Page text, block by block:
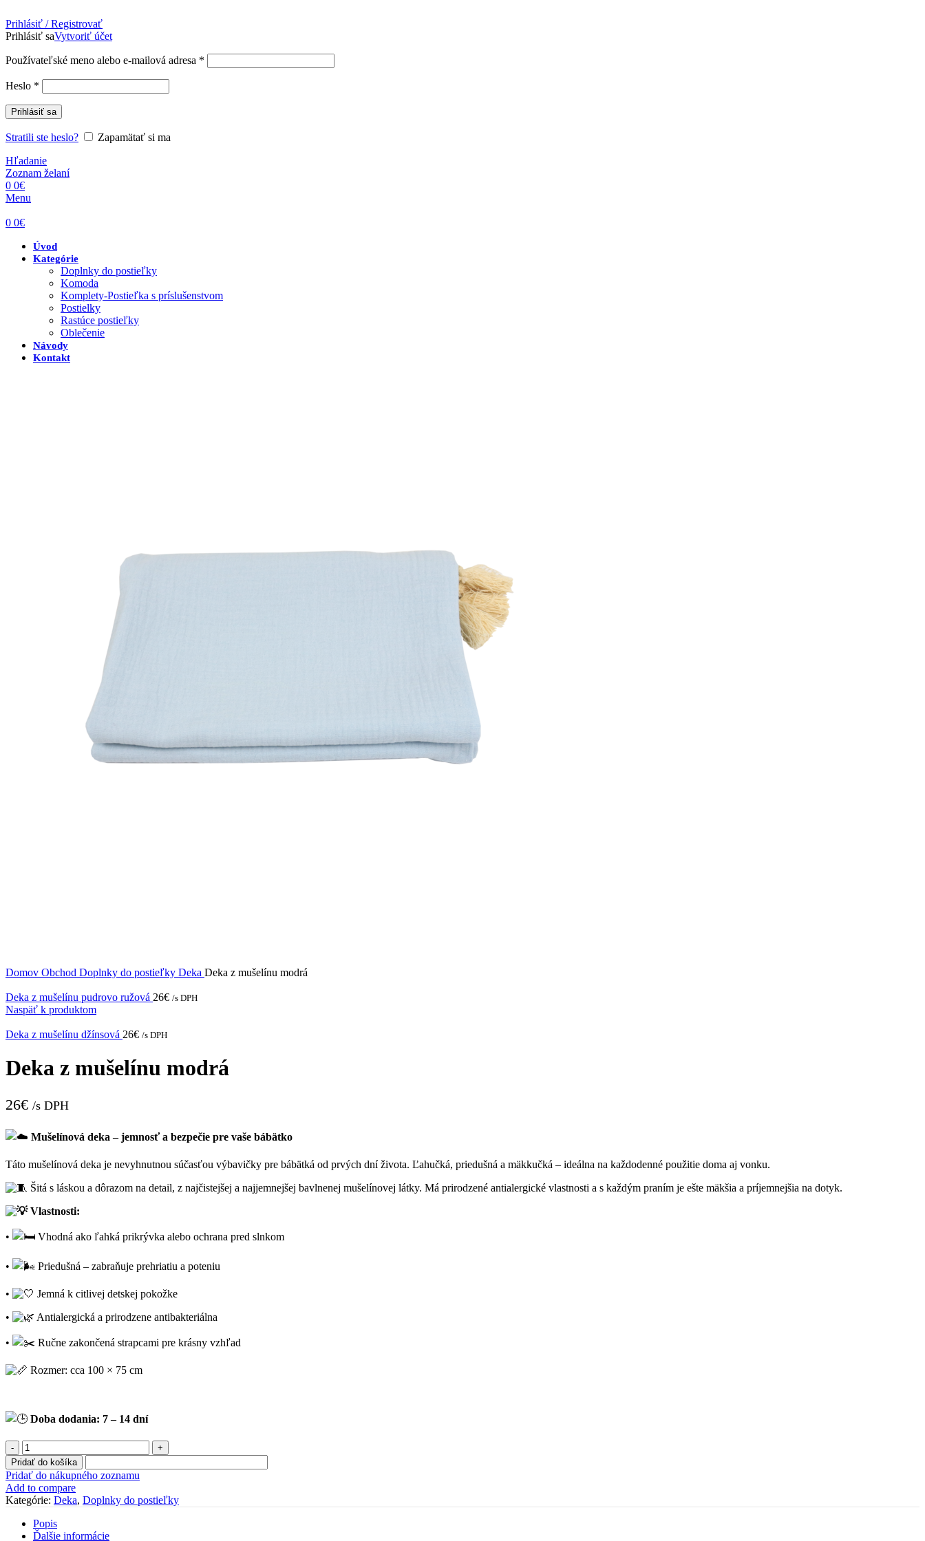
Prihlásiť / Registrovať
Prihlásiť saVytvoriť účet
Používateľské meno alebo e-mailová adresa *
Heslo *
Prihlásiť sa
Stratili ste heslo?
Zapamätať si ma
Hľadanie
Zoznam želaní
0 0€
Menu
0 0€
Úvod
Kategórie
Doplnky do postieľky
Komoda
Komplety-Postieľka s príslušenstvom
Postielky
Rastúce postieľky
Oblečenie
Návody
Kontakt
Domov Obchod Doplnky do postieľky Deka Deka z mušelínu modrá
Deka z mušelínu pudrovo ružová 26€ /s DPH
Naspäť k produktom
Deka z mušelínu džínsová 26€ /s DPH
Deka z mušelínu modrá
26€ /s DPH
Mušelínová deka – jemnosť a bezpečie pre vaše bábätko
Táto mušelínová deka je nevyhnutnou súčasťou výbavičky pre bábätká od prvých dní života. Ľahučká, priedušná a mäkkučká – ideálna na každodenné použitie doma aj vonku.
Šitá s láskou a dôrazom na detail, z najčistejšej a najjemnejšej bavlnenej mušelínovej látky. Má prirodzené antialergické vlastnosti a s každým praním je ešte mäkšia a príjemnejšia na dotyk.
Vlastnosti:
• Vhodná ako ľahká prikrývka alebo ochrana pred slnkom
• Priedušná – zabraňuje prehriatiu a poteniu
•
Jemná k citlivej detskej pokožke
•
Antialergická a prirodzene antibakteriálna
• Ručne zakončená strapcami pre krásny vzhľad
Rozmer: cca 100 × 75 cm
Doba dodania: 7 – 14 dní
množstvo
Deka
z
mušelínu
modrá
Pridať do košíka
Pridať do nákupného zoznamu
Add to compare
Kategórie: Deka, Doplnky do postieľky
Popis
Ďalšie informácie